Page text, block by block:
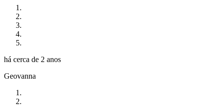
há cerca de 2 anos
Geovanna